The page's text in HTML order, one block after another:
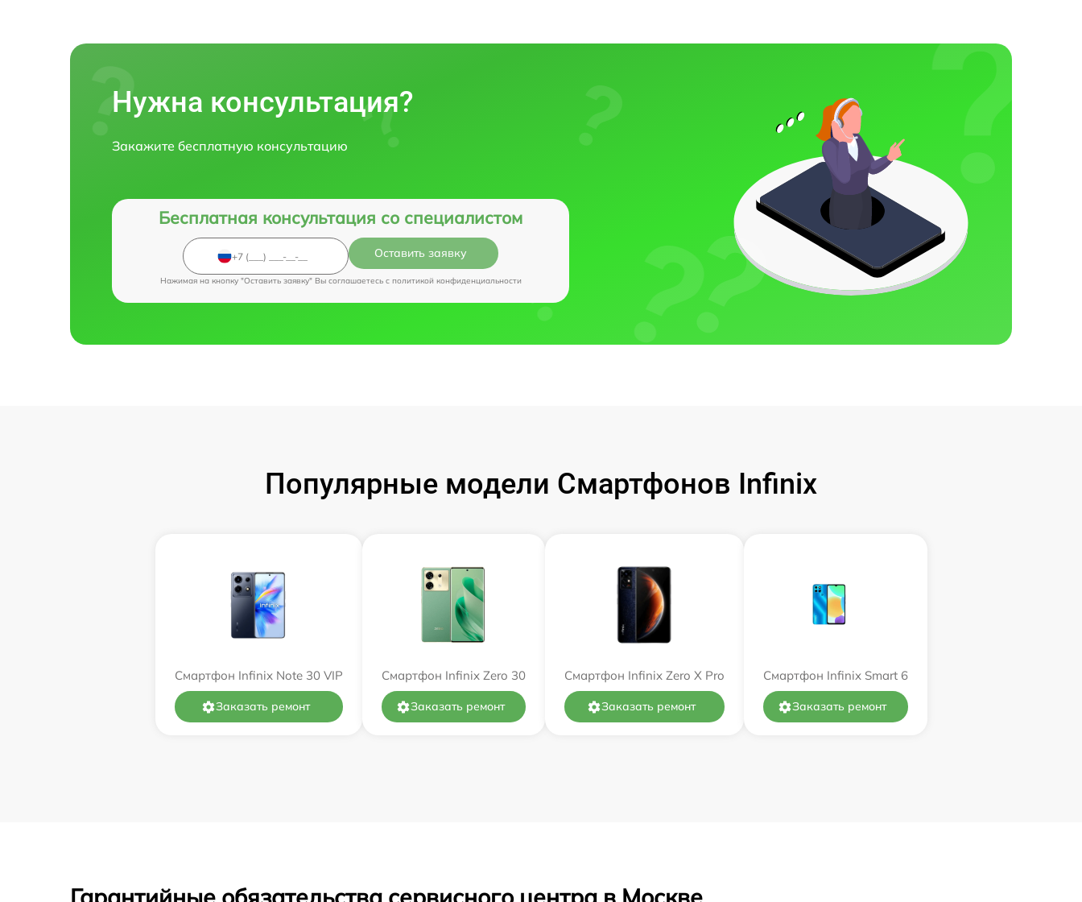
Нужна консультация?
Закажите бесплатную консультацию
Бесплатная консультация со специалистом
Оставить заявку
Нажимая на кнопку "Оставить заявку" Вы соглашаетесь c политикой конфиденциальности
Популярные модели Смартфонов Infinix
Смартфон Infinix Note 30 VIP
Заказать ремонт
Смартфон Infinix Zero 30
Заказать ремонт
Смартфон Infinix Zero X Pro
Заказать ремонт
Смартфон Infinix Smart 6
Заказать ремонт